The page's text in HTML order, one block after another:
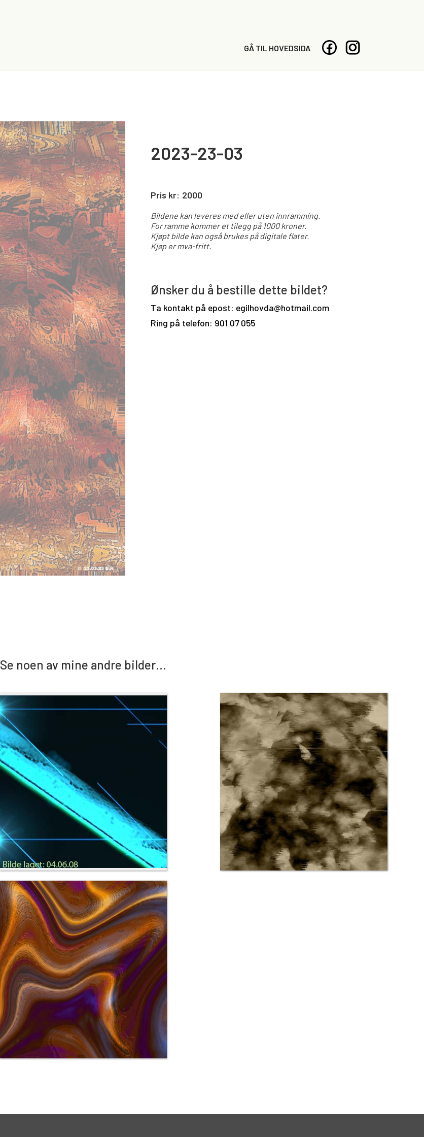
GÅ TIL HOVEDSIDA
2023-23-03
Pris kr: 2000
Bildene kan leveres med eller uten innramming.
For ramme kommer et tilegg på 1000 kroner.
Kjøpt bilde kan også brukes på digitale flater.
Kjøp er mva-fritt.
Ønsker du å bestille dette bildet?
Ta kontakt på epost: egilhovda@hotmail.com
Ring på telefon: 901 07 055
Se noen av mine andre bilder…